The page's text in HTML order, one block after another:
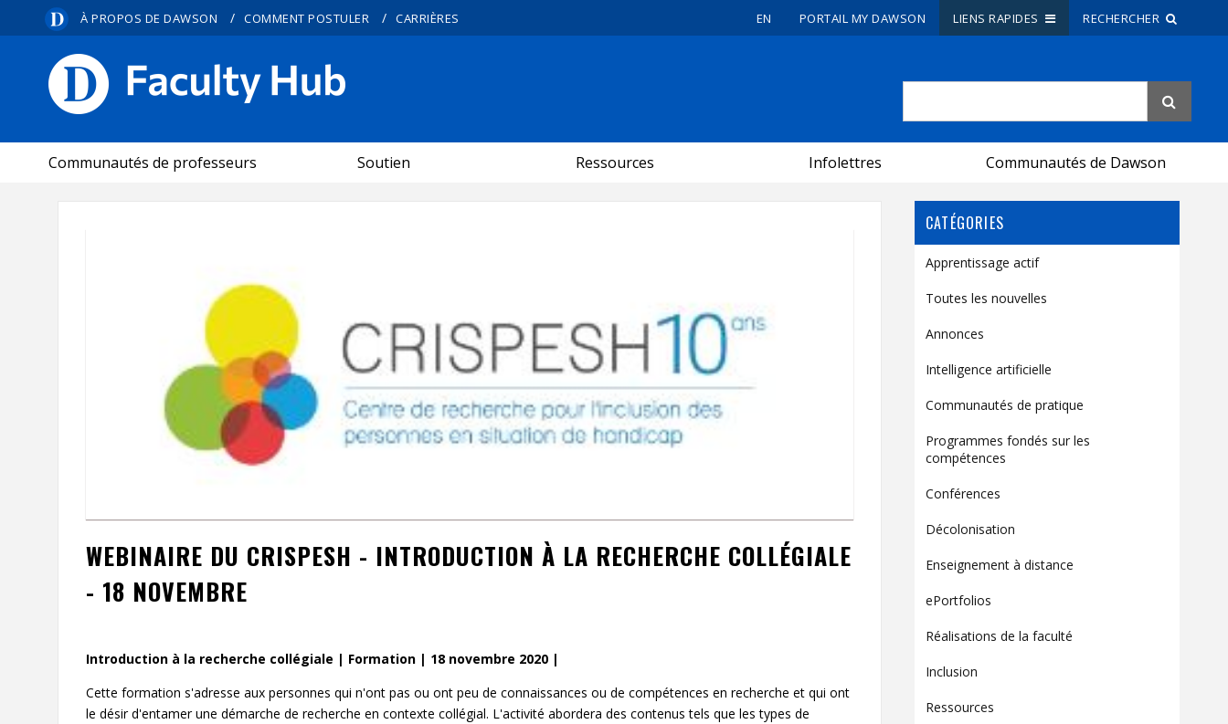
À PROPOS DE DAWSON / COMMENT POSTULER / CARRIÈRES EN PORTAIL MY DAWSON LIENS RAPIDES RECHERCHER
Communautés de professeurs Soutien Ressources Infolettres Communautés de Dawson
CATÉGORIES
Apprentissage actif
Toutes les nouvelles
Annonces
Intelligence artificielle
Communautés de pratique
Programmes fondés sur les
compétences
Conférences
Décolonisation
Enseignement à distance
ePortfolios
Réalisations de la faculté
Inclusion
Ressources
WEBINAIRE DU CRISPESH - INTRODUCTION À LA RECHERCHE COLLÉGIALE
- 18 NOVEMBRE
Introduction à la recherche collégiale | Formation | 18 novembre 2020 |
Cette formation s'adresse aux personnes qui n'ont pas ou ont peu de connaissances ou de compétences en recherche et qui ont
le désir d'entamer une démarche de recherche en contexte collégial. L'activité abordera des contenus tels que les types de
Recherche sur le site
portail My Dawson
Liens
Menu principal